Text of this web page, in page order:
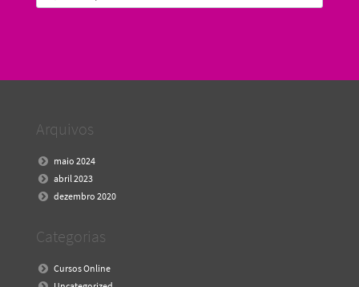
Arquivos
maio 2024
abril 2023
dezembro 2020
Categorias
Cursos Online